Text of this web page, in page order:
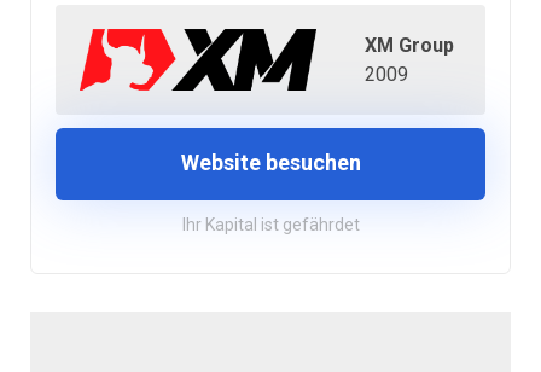
XM Group
2009
Website besuchen
Ihr Kapital ist gefährdet